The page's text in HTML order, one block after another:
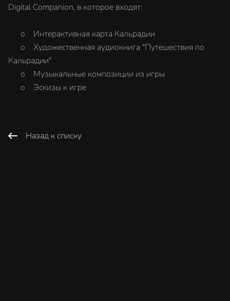
Digital Companion, в которое входят:
o Интерактивная карта Кальрадии
o Художественная аудиокнига "Путешествия по
Кальрадии"
o Музыкальные композиции из игры
o Эскизы к игре
Назад к списку